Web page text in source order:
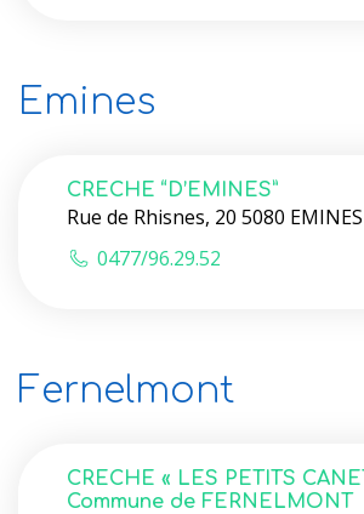
Emines
CRECHE “D’EMINES”
Rue de Rhisnes, 20 5080 EMINES
0477/96.29.52
Fernelmont
CRECHE « LES PETITS
Commune de FERNELMONT